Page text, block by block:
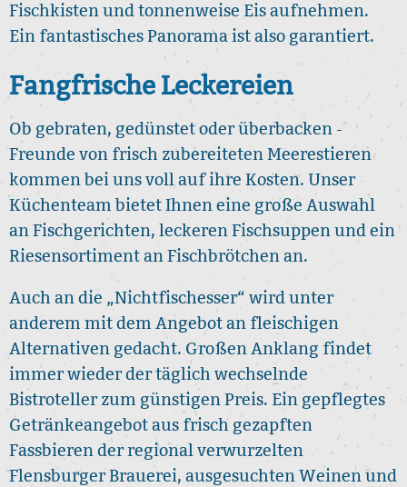
Fischkisten und tonnenweise Eis aufnehmen.
Ein fantastisches Panorama ist also garantiert.
Fangfrische Leckereien
Ob gebraten, gedünstet oder überbacken -
Freunde von frisch zubereiteten Meerestieren
kommen bei uns voll auf ihre Kosten. Unser
Küchenteam bietet Ihnen eine große Auswahl
an Fischgerichten, leckeren Fischsuppen und ein
Riesensortiment an Fischbrötchen an.
Auch an die „Nichtfischesser“ wird unter
anderem mit dem Angebot an fleischigen
Alternativen gedacht. Großen Anklang findet
immer wieder der täglich wechselnde
Bistroteller zum günstigen Preis. Ein gepflegtes
Getränkeangebot aus frisch gezapften
Fassbieren der regional verwurzelten
Flensburger Brauerei, ausgesuchten Weinen und